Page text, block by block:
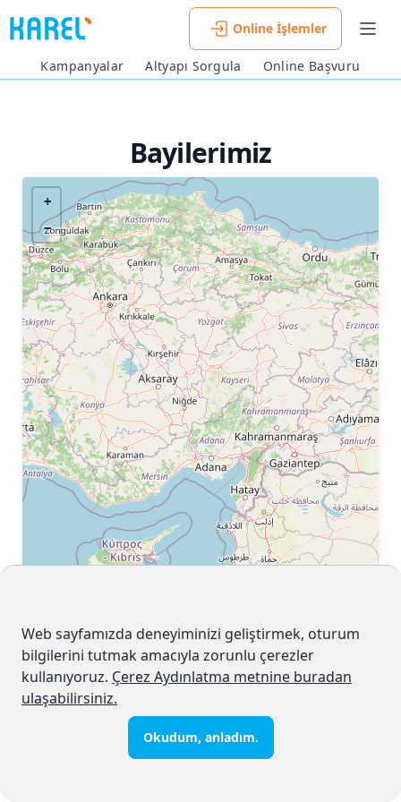
Online İşlemler
Menü
Kampanyalar
Altyapı Sorgula Online Başvuru
Bayilerimiz
+
−
kontrol edebilir veya adres ve isme göre filtreleme
yapabilirsiniz. Bayinin web sitesine erişmek için bayi
ismine tıklayabilirsiniz.
Bayilerimiz
Web sayfamızda deneyiminizi geliştirmek, oturum
bilgilerini tutmak amacıyla zorunlu çerezler
kullanıyoruz. Çerez Aydınlatma metnine buradan
ulaşabilirsiniz.
Okudum, anladım.